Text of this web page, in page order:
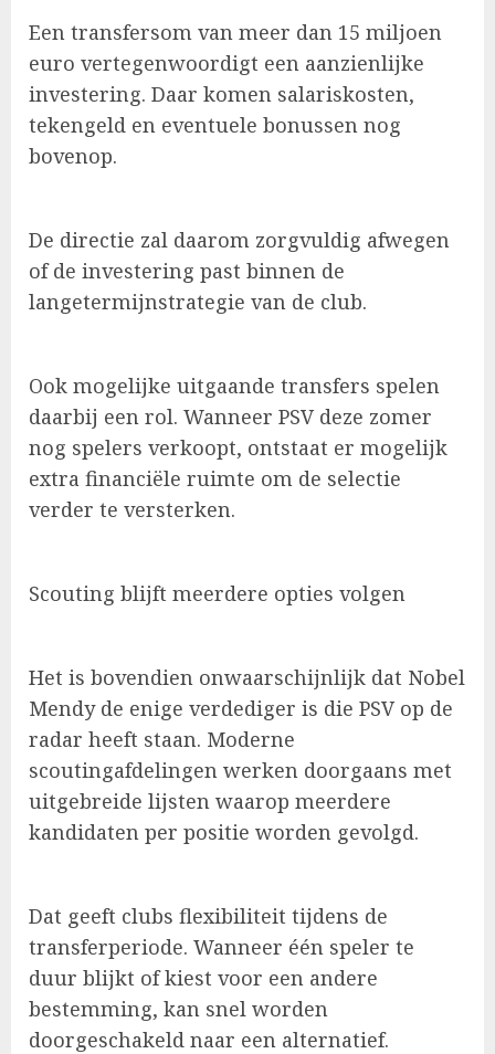
Een transfersom van meer dan 15 miljoen
euro vertegenwoordigt een aanzienlijke
investering. Daar komen salariskosten,
tekengeld en eventuele bonussen nog
bovenop.
De directie zal daarom zorgvuldig afwegen
of de investering past binnen de
langetermijnstrategie van de club.
Ook mogelijke uitgaande transfers spelen
daarbij een rol. Wanneer PSV deze zomer
nog spelers verkoopt, ontstaat er mogelijk
extra financiële ruimte om de selectie
verder te versterken.
Scouting blijft meerdere opties volgen
Het is bovendien onwaarschijnlijk dat Nobel
Mendy de enige verdediger is die PSV op de
radar heeft staan. Moderne
scoutingafdelingen werken doorgaans met
uitgebreide lijsten waarop meerdere
kandidaten per positie worden gevolgd.
Dat geeft clubs flexibiliteit tijdens de
transferperiode. Wanneer één speler te
duur blijkt of kiest voor een andere
bestemming, kan snel worden
doorgeschakeld naar een alternatief.